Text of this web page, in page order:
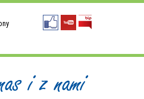
i z nami